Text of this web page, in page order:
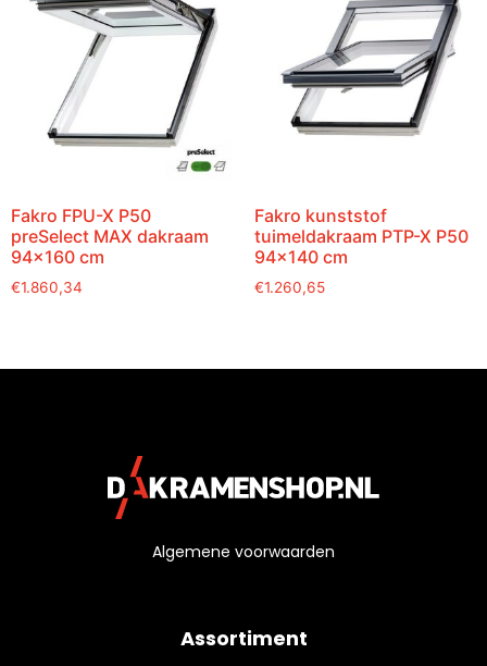
Fakro FPU-X P50
preSelect MAX dakraam
94×160 cm
€1.860,34
Fakro kunststof
tuimeldakraam PTP-X P50
94×140 cm
€1.260,65
Algemene voorwaarden
Assortiment